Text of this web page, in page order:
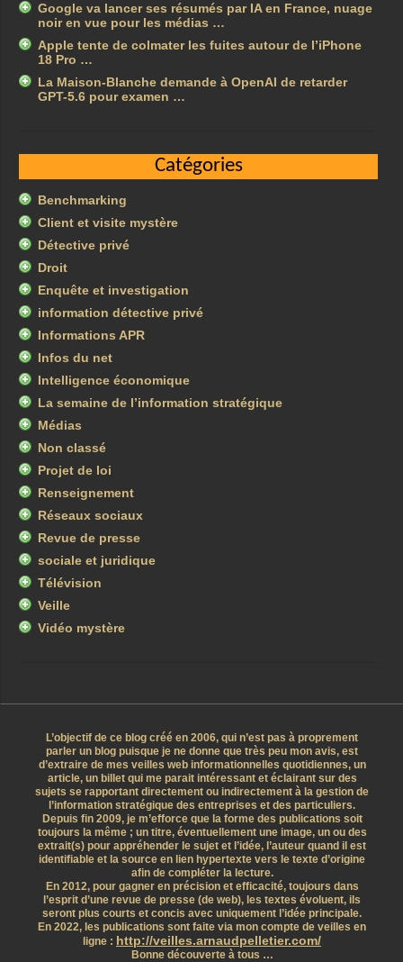
Google va lancer ses résumés par IA en France, nuage
noir en vue pour les médias …
Apple tente de colmater les fuites autour de l’iPhone
18 Pro …
La Maison-Blanche demande à OpenAI de retarder
GPT-5.6 pour examen …
Catégories
Benchmarking
Client et visite mystère
Détective privé
Droit
Enquête et investigation
information détective privé
Informations APR
Infos du net
Intelligence économique
La semaine de l’information stratégique
Médias
Non classé
Projet de loi
Renseignement
Réseaux sociaux
Revue de presse
sociale et juridique
Télévision
Veille
Vidéo mystère
L’objectif de ce blog créé en 2006, qui n’est pas à proprement
parler un blog puisque je ne donne que très peu mon avis, est
d’extraire de mes veilles web informationnelles quotidiennes, un
article, un billet qui me parait intéressant et éclairant sur des
sujets se rapportant directement ou indirectement à la gestion de
l’information stratégique des entreprises et des particuliers.
Depuis fin 2009, je m’efforce que la forme des publications soit
toujours la même ; un titre, éventuellement une image, un ou des
extrait(s) pour appréhender le sujet et l’idée, l’auteur quand il est
identifiable et la source en lien hypertexte vers le texte d’origine
afin de compléter la lecture.
En 2012, pour gagner en précision et efficacité, toujours dans
l’esprit d’une revue de presse (de web), les textes évoluent, ils
seront plus courts et concis avec uniquement l’idée principale.
En 2022, les publications sont faite via mon compte de veilles en
ligne : http://veilles.arnaudpelletier.com/
Bonne découverte à tous …